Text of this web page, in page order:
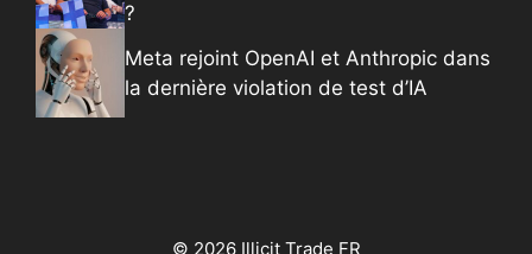
?
Meta rejoint OpenAI et Anthropic dans
la dernière violation de test d’IA
© 2026 Illicit Trade FR